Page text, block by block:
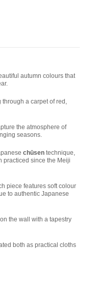
autumn colours that
a carpet of red,
the atmosphere of
seasons.
chūsen technique,
practiced since the Meiji
piece features soft colour
to authentic Japanese
the wall with a tapestry
both as practical cloths